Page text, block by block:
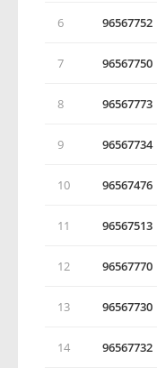
6 96567752
7 96567750
8 96567773
9 96567734
10 96567476
11 96567513
12 96567770
13 96567730
14 96567732